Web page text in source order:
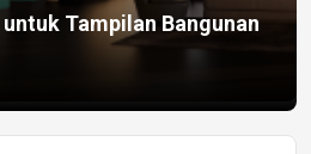
Tampilan Bangunan